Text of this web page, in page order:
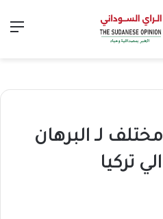
لـ البرهان
تركيا